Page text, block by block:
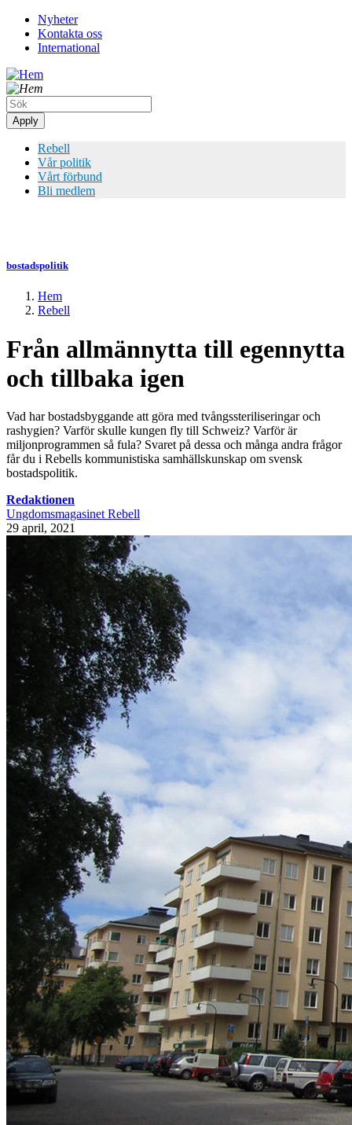
Hoppa
huvudinnehåll
Top
meny
Nyheter
Kontakta oss
International
Rebell
Vår politik
Vårt förbund
Bli medlem
bostadspolitik
Länkstig
Hem
Rebell
Från allmännytta till egennytta
och tillbaka igen
Vad har bostadsbyggande att göra med tvångssteriliseringar och
rashygien? Varför skulle kungen fly till Schweiz? Varför är
miljonprogrammen så fula? Svaret på dessa och många andra frågor
får du i Rebells kommunistiska samhällskunskap om svensk
bostadspolitik.
Redaktionen
Ungdomsmagasinet Rebell
29 april, 2021